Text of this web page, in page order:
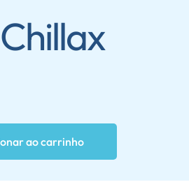
ao carrinho